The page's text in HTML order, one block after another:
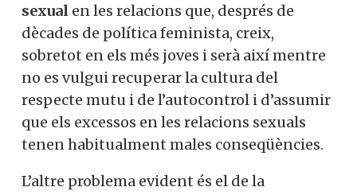
sexual en les relacions que, després de
dècades de política feminista, creix,
sobretot en els més joves i serà així mentre
no es vulgui recuperar la cultura del
respecte mutu i de l’autocontrol i d’assumir
que els excessos en les relacions sexuals
tenen habitualment males conseqüències.
L’altre problema evident és el de la